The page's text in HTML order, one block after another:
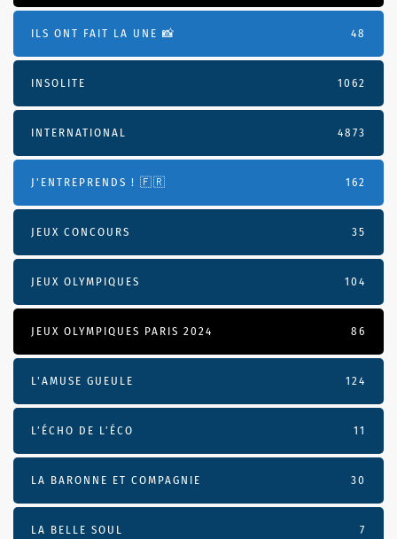
ILS ONT FAIT LA UNE 📸 48
INSOLITE 1062
INTERNATIONAL 4873
J'ENTREPRENDS ! 🇫🇷 162
JEUX CONCOURS 35
JEUX OLYMPIQUES 104
JEUX OLYMPIQUES PARIS 2024 86
L'AMUSE GUEULE 124
L’ÉCHO DE L’ÉCO 11
LA BARONNE ET COMPAGNIE 30
LA BELLE SOUL 7